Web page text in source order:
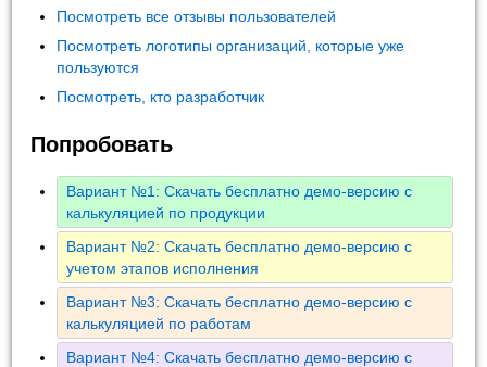
Посмотреть все отзывы пользователей
Посмотреть логотипы организаций, которые уже
пользуются
Посмотреть, кто разработчик
Попробовать
Вариант №1: Скачать бесплатно демо-версию с
калькуляцией по продукции
Вариант №2: Скачать бесплатно демо-версию с
учетом этапов исполнения
Вариант №3: Скачать бесплатно демо-версию с
калькуляцией по работам
Вариант №4: Скачать бесплатно демо-версию с